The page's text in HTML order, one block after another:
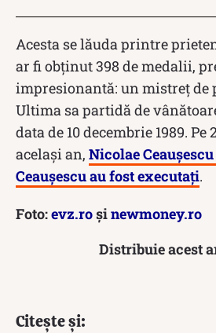
Acesta se lăuda printre
ar fi obținut 398 de medalii,
impresionantă: un mistreț de
Ultima sa partidă de
data de 10 decembrie 1989. Pe
același an, Nicolae
Ceaușescu au fost executați.
Foto:evz.roșinewmoney.ro
Distribuie acest
Citește și: